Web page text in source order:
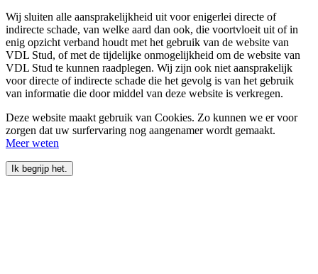
Wij sluiten alle aansprakelijkheid uit voor enigerlei directe of
indirecte schade, van welke aard dan ook, die voortvloeit uit of in
enig opzicht verband houdt met het gebruik van de website van
VDL Stud, of met de tijdelijke onmogelijkheid om de website van
VDL Stud te kunnen raadplegen. Wij zijn ook niet aansprakelijk
voor directe of indirecte schade die het gevolg is van het gebruik
van informatie die door middel van deze website is verkregen.
Deze website maakt gebruik van Cookies. Zo kunnen we er voor
zorgen dat uw surfervaring nog aangenamer wordt gemaakt.
Meer weten
Ik begrijp het.